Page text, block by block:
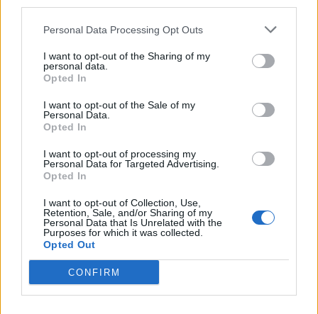
Personal Data Processing Opt Outs
I want to opt-out of the Sharing of my
personal data.
Opted In
I want to opt-out of the Sale of my
Personal Data.
Opted In
I want to opt-out of processing my
Personal Data for Targeted Advertising.
Opted In
I want to opt-out of Collection, Use,
Retention, Sale, and/or Sharing of my
Personal Data that Is Unrelated with the
Purposes for which it was collected.
Opted Out
CONFIRM
Τρόπος Ζωής
Η πιο σπάνια ανθρώπινη τέχνη σήμερα είναι
να ακούς
27.07.26
Η αποξένωση της σύγχρονης ζωής δεν γεννιέται μόνο από τη
μοναξιά, αλλά και από την απουσία ανθρώπων που μπορούν
πραγματικά να ακούσουν χωρίς να κρίνουν.